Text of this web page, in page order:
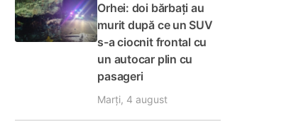
Orhei: doi bărbați au
murit după ce un SUV
s-a ciocnit frontal cu
un autocar plin cu
pasageri
Marți, 4 august